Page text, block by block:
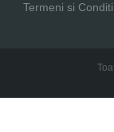
Termeni si Conditii